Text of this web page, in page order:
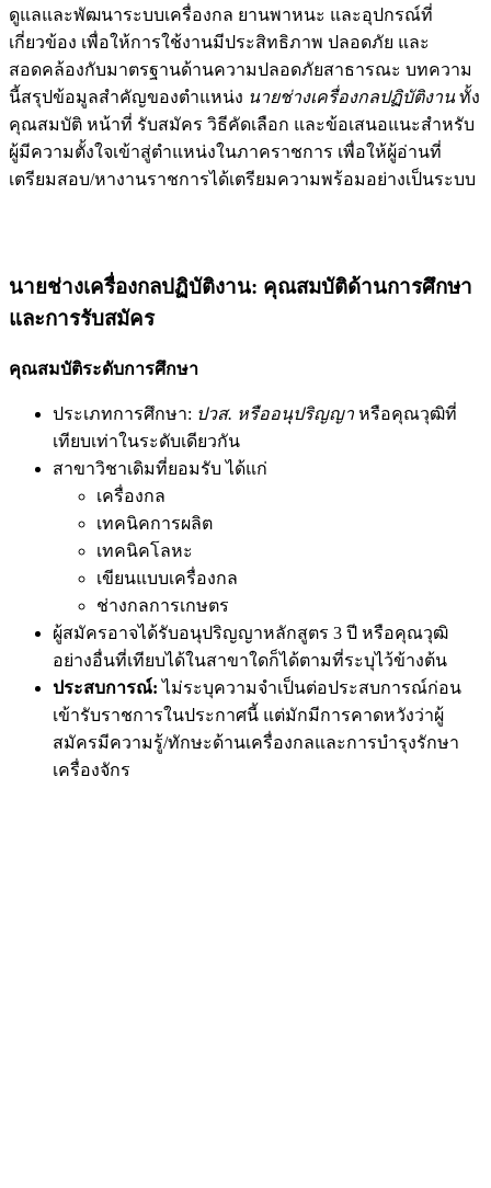
ดูแลและพัฒนาระบบเครื่องกล ยานพาหนะ และอุปกรณ์ที่
เกี่ยวข้อง เพื่อให้การใช้งานมีประสิทธิภาพ ปลอดภัย และ
สอดคล้องกับมาตรฐานด้านความปลอดภัยสาธารณะ บทความ
นี้สรุปข้อมูลสำคัญของตำแหน่ง นายช่างเครื่องกลปฏิบัติงาน ทั้ง
คุณสมบัติ หน้าที่ รับสมัคร วิธีคัดเลือก และข้อเสนอแนะสำหรับ
ผู้มีความตั้งใจเข้าสู่ตำแหน่งในภาคราชการ เพื่อให้ผู้อ่านที่
เตรียมสอบ/หางานราชการได้เตรียมความพร้อมอย่างเป็นระบบ
นายช่างเครื่องกลปฏิบัติงาน: คุณสมบัติด้านการศึกษา
และการรับสมัคร
คุณสมบัติระดับการศึกษา
ประเภทการศึกษา: ปวส. หรืออนุปริญญา หรือคุณวุฒิที่
เทียบเท่าในระดับเดียวกัน
สาขาวิชาเดิมที่ยอมรับ ได้แก่
เครื่องกล
เทคนิคการผลิต
เทคนิคโลหะ
เขียนแบบเครื่องกล
ช่างกลการเกษตร
ผู้สมัครอาจได้รับอนุปริญญาหลักสูตร 3 ปี หรือคุณวุฒิ
อย่างอื่นที่เทียบได้ในสาขาใดก็ได้ตามที่ระบุไว้ข้างต้น
ประสบการณ์: ไม่ระบุความจำเป็นต่อประสบการณ์ก่อน
เข้ารับราชการในประกาศนี้ แต่มักมีการคาดหวังว่าผู้
สมัครมีความรู้/ทักษะด้านเครื่องกลและการบำรุงรักษา
เครื่องจักร